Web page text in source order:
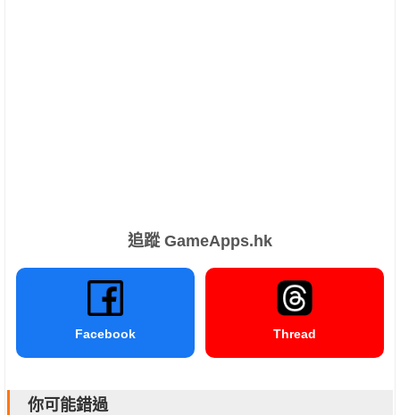
追蹤 GameApps.hk
Facebook Thread
你可能錯過